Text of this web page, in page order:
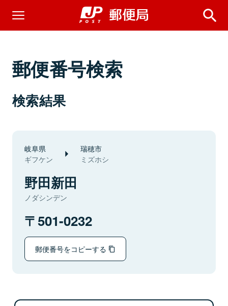
郵便番号検索
検索結果
岐阜県
ギフケン
瑞穂市
ミズホシ
野田新田
ノダシンデン
501-0232
郵便番号をコピーする